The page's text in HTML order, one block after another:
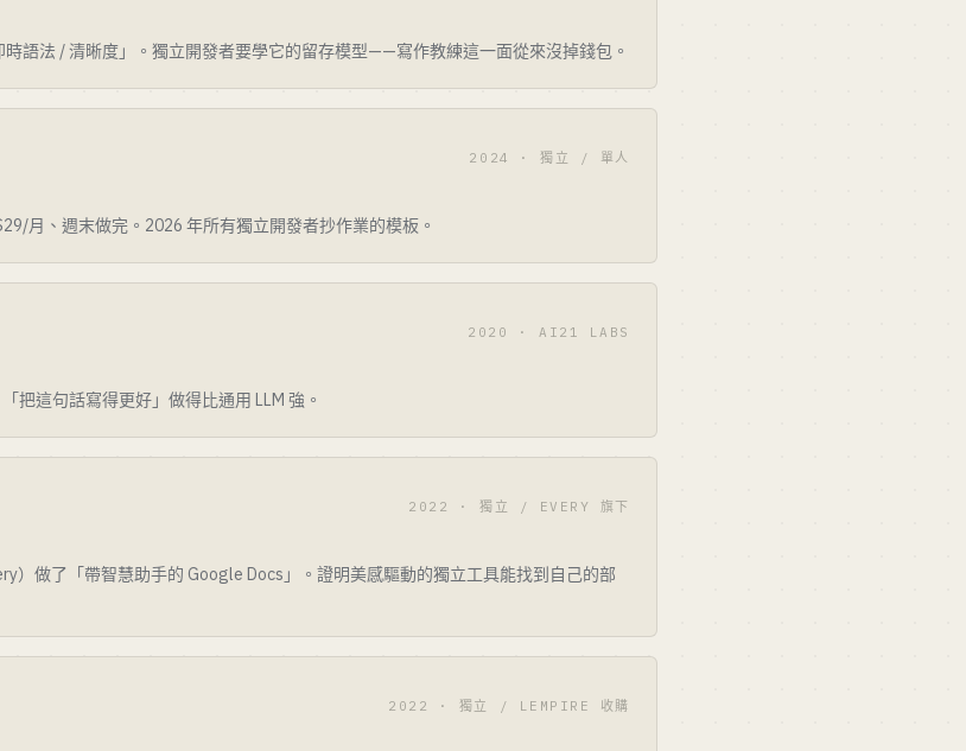
語法 / 清晰度」。獨立開發者要學它的留存模型——寫作教練這一面從來沒掉錢包。
2024 · 獨立 / 單人
月、週末做完。2026 年所有獨立開發者抄作業的模板。
2020 · AI21 LABS
把這句話寫得更好」做得比通用 LLM 強。
2022 · 獨立 / EVERY 旗下
）做了「帶智慧助手的 Google Docs」。證明美感驅動的獨立工具能找到自己的部
2022 · 獨立 / LEMPIRE 收購